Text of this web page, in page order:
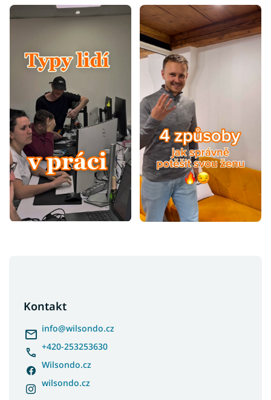
Kontakt
info@wilsondo.cz
+420-253253630
Wilsondo.cz
wilsondo.cz